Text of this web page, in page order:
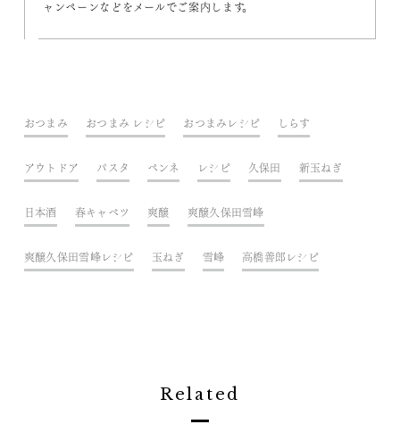
ャンペーンなどをメールでご案内します。
おつまみ おつまみ レシピ おつまみレシピ しらす
アウトドア パスタ ペンネ レシピ 久保田 新玉ねぎ
日本酒 春キャベツ 爽醸 爽醸久保田雪峰
爽醸久保田雪峰レシピ 玉ねぎ 雪峰 高橋善郎レシピ
Related